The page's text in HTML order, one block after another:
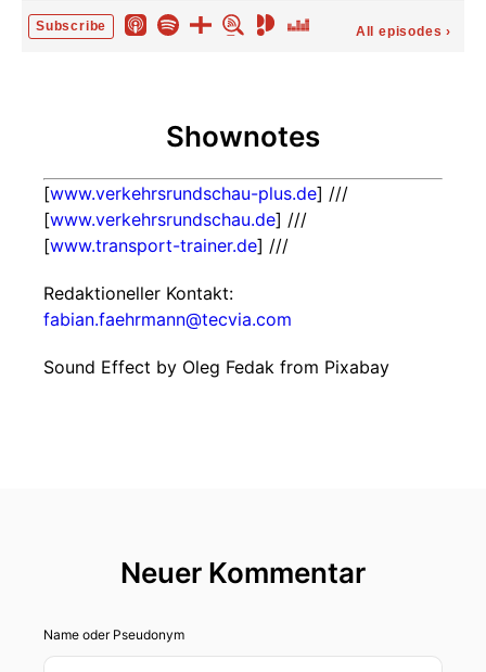
Subscribe All episodes ›
Shownotes
[www.verkehrsrundschau-plus.de] ///
[www.verkehrsrundschau.de] ///
[www.transport-trainer.de] ///
Redaktioneller Kontakt:
fabian.faehrmann@tecvia.com
Sound Effect by Oleg Fedak from Pixabay
Neuer Kommentar
Name oder Pseudonym